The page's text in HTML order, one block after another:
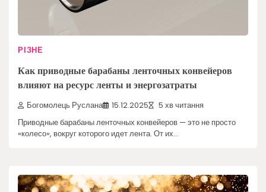
РІЗНЕ
Как приводные барабаны ленточных конвейеров
влияют на ресурс ленты и энергозатраты
Богомолець Руслана 15.12.2025 5 хв читання
Приводные барабаны ленточных конвейеров — это не просто
«колесо», вокруг которого идет лента. От их…